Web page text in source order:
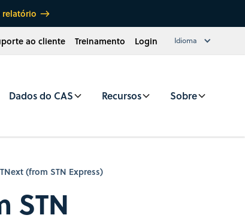
relatório
ao cliente Treinamento Login Idioma
Dados do CAS Recursos Sobre
(from STN Express)
STN